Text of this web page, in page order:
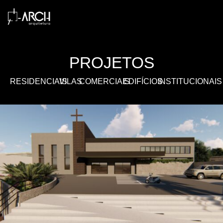
PROJETOS
RESIDENCIAISVILASCOMERCIAISEDIFÍCIOSINSTITUCIONAIS